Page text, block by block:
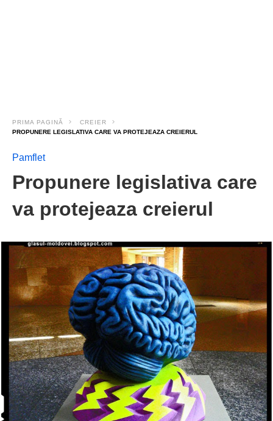
PRIMA PAGINĂ
CREIER
PROPUNERE LEGISLATIVA CARE VA PROTEJEAZA CREIERUL
Pamflet
Propunere legislativa care
va protejeaza creierul